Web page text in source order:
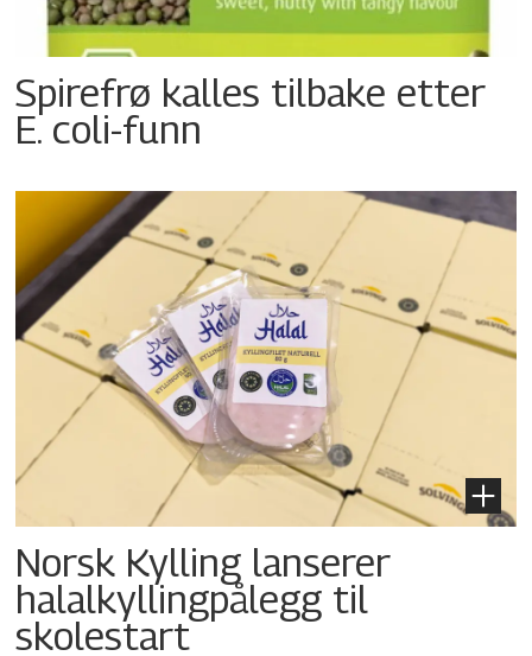
Spirefrø kalles tilbake etter
E. coli-funn
Norsk Kylling lanserer
halalkyllingpålegg til
skolestart